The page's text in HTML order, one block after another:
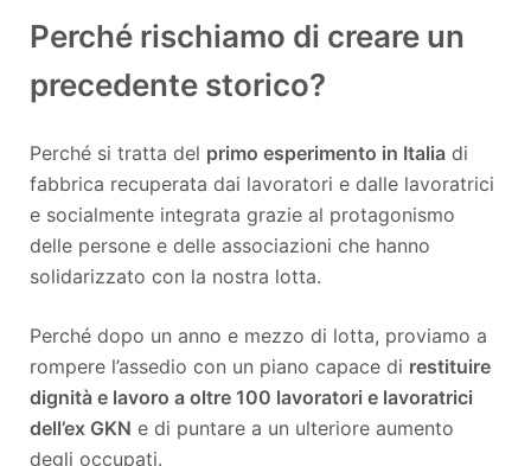
Perché rischiamo di creare un
precedente storico?
Perché si tratta del primo esperimento in Italia di
fabbrica recuperata dai lavoratori e dalle lavoratrici
e socialmente integrata grazie al protagonismo
delle persone e delle associazioni che hanno
solidarizzato con la nostra lotta.
Perché dopo un anno e mezzo di lotta, proviamo a
rompere l’assedio con un piano capace di restituire
dignità e lavoro a oltre 100 lavoratori e lavoratrici
dell’ex GKN e di puntare a un ulteriore aumento
degli occupati.